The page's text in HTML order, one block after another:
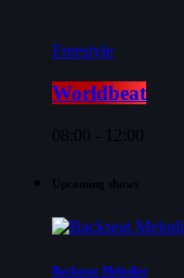
Freestyle
Worldbeat
08:00 - 12:00
Upcoming shows
Backseat Melodies